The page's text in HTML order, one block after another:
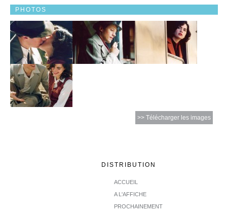
PHOTOS
>> Télécharger les images
DISTRIBUTION
ACCUEIL
A L'AFFICHE
PROCHAINEMENT